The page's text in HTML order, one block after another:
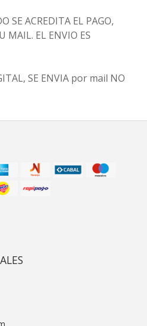
SE ACREDITA EL PAGO,
MAIL. EL ENVIO ES
SE ENVIA por mail NO